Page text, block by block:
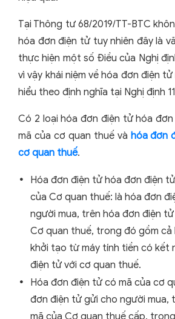
Tại Thông tư 68/2019/TT-BTC
hóa đơn điện tử tuy nhiên đây là
thực hiện một số Điều của Nghị
vì vậy khái niệm về hóa đơn điện
hiểu theo định nghĩa tại Nghị định
Có 2 loại hóa đơn điện tử hóa
mã của cơ quan thuế và hóa đơn
cơ quan thuế.
Hóa đơn điện tử hóa đơn điện
của Cơ quan thuế: là hóa đơn
người mua, trên hóa đơn điện
Cơ quan thuế, trong đó gồm
khởi tạo từ máy tính tiền có kết
điện tử với cơ quan thuế.
Hóa đơn điện tử có mã của cơ
đơn điện tử gửi cho người mua,